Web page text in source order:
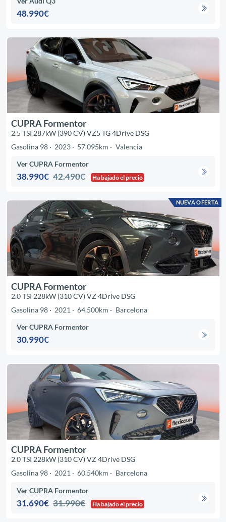
48.990€
CUPRA Formentor
2.5 TSI 287kW (390 CV) VZ5 TG 4Drive DSG
Gasolina 98
2023 57.095km Valencia
Ver CUPRA Formentor
38.990€ 42.490€ Ha bajado el precio
NUEVA OFERTA
CUPRA Formentor
2.0 TSI 228kW (310 CV) VZ 4Drive DSG
Gasolina 98
2021 64.500km Barcelona
Ver CUPRA Formentor
30.990€
CUPRA Formentor
2.0 TSI 228kW (310 CV) VZ 4Drive DSG
Gasolina 98
2021 60.540km Barcelona
Ver CUPRA Formentor
31.690€ 31.990€ Ha bajado el precio